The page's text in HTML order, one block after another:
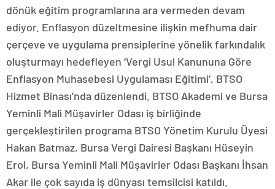
dönük eğitim programlarına ara vermeden devam
ediyor. Enflasyon düzeltmesine ilişkin mefhuma dair
çerçeve ve uygulama prensiplerine yönelik farkındalık
oluşturmayı hedefleyen ‘Vergi Usul Kanununa Göre
Enflasyon Muhasebesi Uygulaması Eğitimi’, BTSO
Hizmet Binası’nda düzenlendi. BTSO Akademi ve Bursa
Yeminli Mali Müşavirler Odası iş birliğinde
gerçekleştirilen programa BTSO Yönetim Kurulu Üyesi
Hakan Batmaz, Bursa Vergi Dairesi Başkanı Hüseyin
Erol, Bursa Yeminli Mali Müşavirler Odası Başkanı İhsan
Akar ile çok sayıda iş dünyası temsilcisi katıldı.